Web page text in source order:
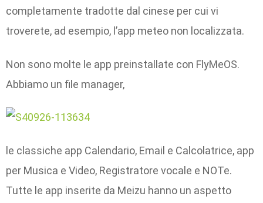
completamente tradotte dal cinese per cui vi
troverete, ad esempio, l’app meteo non localizzata.
Non sono molte le app preinstallate con FlyMeOS.
Abbiamo un file manager,
le classiche app Calendario, Email e Calcolatrice, app
per Musica e Video, Registratore vocale e NOTe.
Tutte le app inserite da Meizu hanno un aspetto